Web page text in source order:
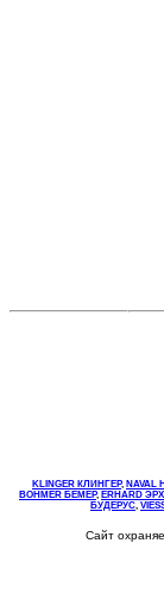
KLINGER КЛИНГЕР, NAVAL
BOHMER БЕМЕР, ERHARD
БУДЕРУС,
Сайт